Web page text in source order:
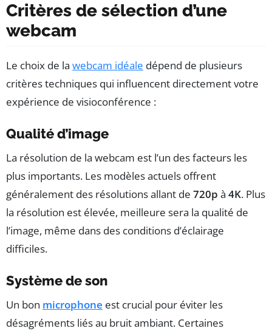
Critères de sélection d’une
webcam
Le choix de la webcam idéale dépend de plusieurs
critères techniques qui influencent directement votre
expérience de visioconférence :
Qualité d’image
La résolution de la webcam est l’un des facteurs les
plus importants. Les modèles actuels offrent
généralement des résolutions allant de 720p à 4K. Plus
la résolution est élevée, meilleure sera la qualité de
l’image, même dans des conditions d’éclairage
difficiles.
Système de son
Un bon microphone est crucial pour éviter les
désagréments liés au bruit ambiant. Certaines